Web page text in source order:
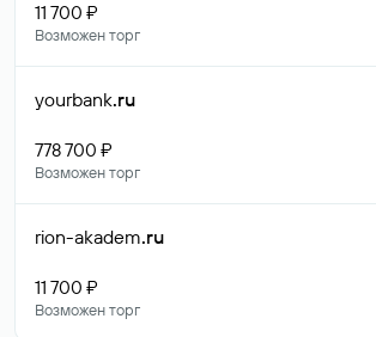
11 700 ₽
Возможен торг
yourbank.ru
778 700 ₽
Возможен торг
rion-akadem.ru
11 700 ₽
Возможен торг